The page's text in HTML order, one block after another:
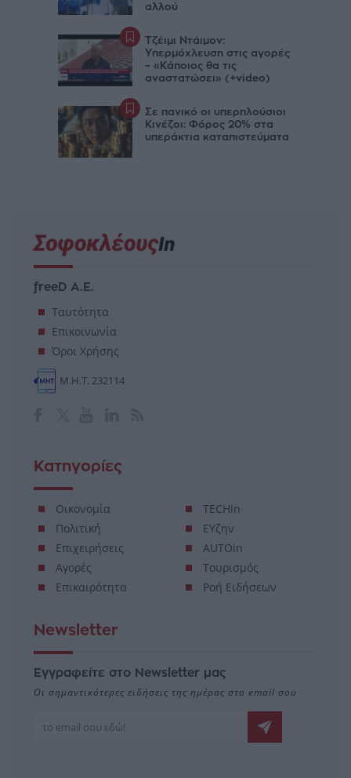
αλλού
Τζέιμι Ντάιμον:
Υπερμόχλευση στις αγορές
– «Κάποιος θα τις
αναστατώσει» (+video)
Σε πανικό οι υπερπλούσιοι
Κινέζοι: Φόρος 20% στα
υπεράκτια καταπιστεύματα
freeD Α.Ε.
Ταυτότητα
Επικοινωνία
Όροι Χρήσης
Μ.Η.Τ. 232114
Κατηγορίες
Οικονομία
Πολιτική
Επιχειρήσεις
Αγορές
Επικαιρότητα
TECHin
ΕΥζην
AUTOin
Τουρισμός
Ροή Ειδήσεων
Newsletter
Εγγραφείτε στο Newsletter μας
Οι σημαντικότερες ειδήσεις της ημέρας στο email σου